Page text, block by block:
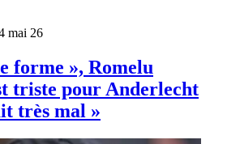
mai 26
forme », Romelu
triste pour Anderlecht
très mal »